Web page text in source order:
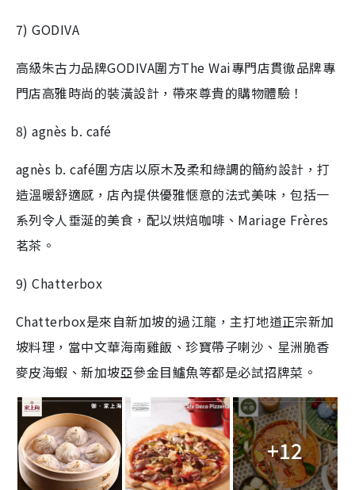
7) GODIVA
高級朱古力品牌GODIVA圍方The Wai專門店貫徹品牌專
門店高雅時尚的裝潢設計，帶來尊貴的購物體驗！
8) agnès b. café
agnès b. café圍方店以原木及柔和綠調的簡約設計，打
造溫暖舒適感，店內提供優雅愜意的法式美味，包括一
系列令人垂涎的美食，配以烘焙咖啡、Mariage Frères
茗茶。
9) Chatterbox
Chatterbox是來自新加坡的過江龍，主打地道正宗新加
坡料理，當中文華海南雞飯、珍寶帶子喇沙、星洲脆香
麥皮海蝦、新加坡亞參金目鱸魚等都是必試招牌菜。
+12